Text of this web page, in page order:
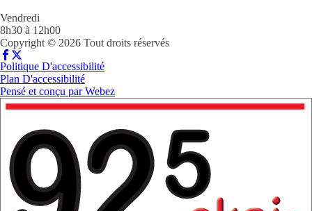
Vendredi
8h30 à 12h00
Copyright © 2026 Tout droits réservés
Politique D'accessibilité
Plan D'accessibilité
Pensé et conçu parWebez